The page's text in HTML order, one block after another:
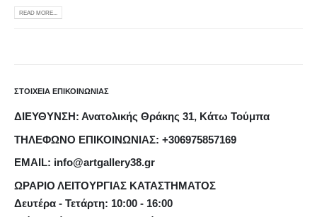
READ MORE...
ΣΤΟΙΧΕΙΑ ΕΠΙΚΟΙΝΩΝΙΑΣ
ΔΙΕΥΘΥΝΣΗ: Ανατολικής Θράκης 31, Κάτω Τούμπα
ΤΗΛΕΦΩΝΟ ΕΠΙΚΟΙΝΩΝΙΑΣ: +306975857169
EMAIL: info@artgallery38.gr
ΩΡΑΡΙΟ ΛΕΙΤΟΥΡΓΙΑΣ ΚΑΤΑΣΤΗΜΑΤΟΣ
Δευτέρα - Τετάρτη: 10:00 - 16:00